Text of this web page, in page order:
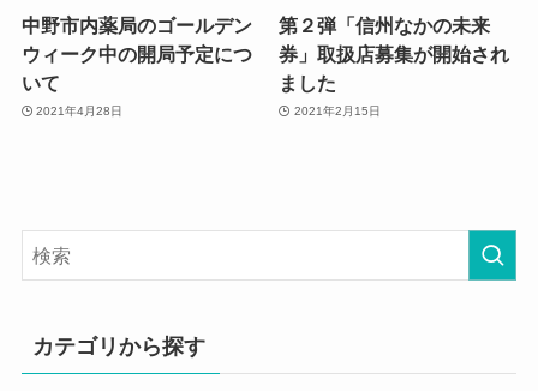
中野市内薬局のゴールデン
ウィーク中の開局予定につ
いて
2021年4月28日
第２弾「信州なかの未来
券」取扱店募集が開始され
ました
2021年2月15日
カテゴリから探す